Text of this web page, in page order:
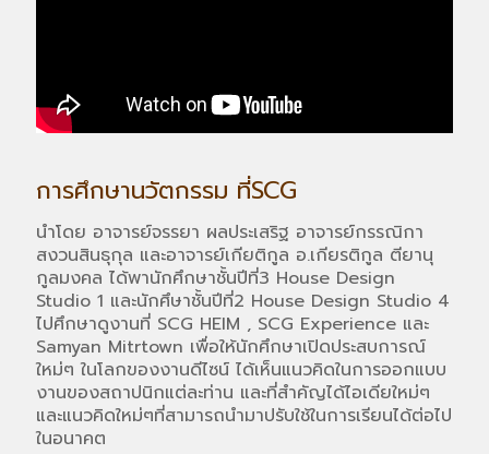
การศึกษานวัตกรรม ที่SCG
นำโดย อาจารย์จรรยา ผลประเสริฐ อาจารย์กรรณิกา
สงวนสินธุกุล และอาจารย์เกียติกูล อ.เกียรติกูล ตียานุ
กูลมงคล ได้พานักศึกษาชั้นปีที่3 House Design
Studio 1 และนักศึษาชั้นปีที่2 House Design Studio 4
ไปศึกษาดูงานที่ SCG HEIM , SCG Experience และ
Samyan Mitrtown เพื่อให้นักศึกษาเปิดประสบการณ์
ใหม่ๆ ในโลกของงานดีไซน์ ได้เห็นแนวคิดในการออกแบบ
งานของสถาปนิกแต่ละท่าน และที่สำคัญได้ไอเดียใหม่ๆ
และแนวคิดใหม่ๆที่สามารถนำมาปรับใช้ในการเรียนได้ต่อไป
ในอนาคต